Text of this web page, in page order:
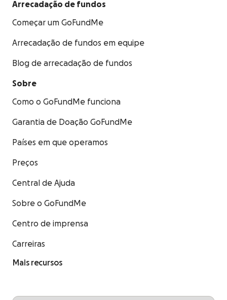
Arrecadação de fundos
Começar um GoFundMe
Arrecadação de fundos em equipe
Blog de arrecadação de fundos
Sobre
Como o GoFundMe funciona
Garantia de Doação GoFundMe
Países em que operamos
Preços
Central de Ajuda
Sobre o GoFundMe
Centro de imprensa
Carreiras
Mais recursos